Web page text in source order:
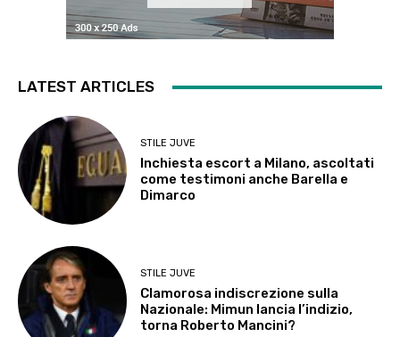
LATEST ARTICLES
STILE JUVE
Inchiesta escort a Milano, ascoltati
come testimoni anche Barella e
Dimarco
STILE JUVE
Clamorosa indiscrezione sulla
Nazionale: Mimun lancia l’indizio,
torna Roberto Mancini?